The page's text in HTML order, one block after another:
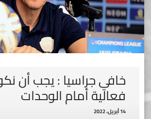
خافي جراسيا : يجب أن
فعالية أمام الوحدات
14 أبريل، 2022